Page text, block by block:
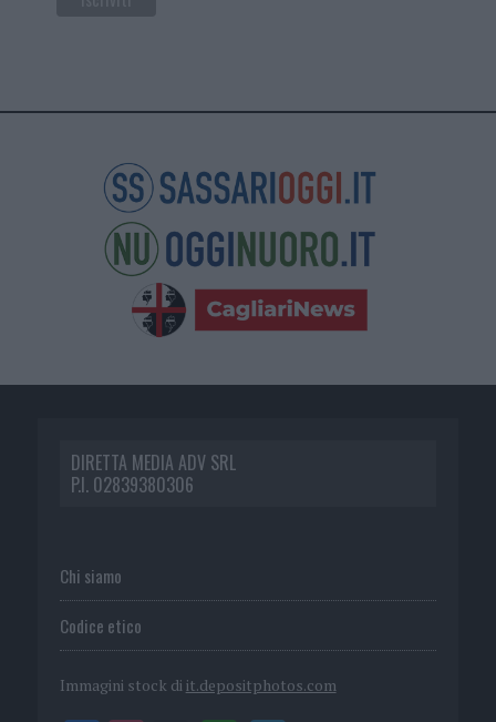
DIRETTA MEDIA ADV SRL
P.I. 02839380306
Chi siamo
Codice etico
Immagini stock di it.depositphotos.com